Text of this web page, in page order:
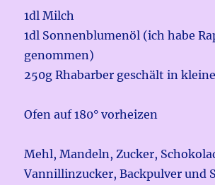
1dl Milch
1dl Sonnenblumenöl (ich habe
genommen)
250g Rhabarber geschält in
Ofen auf 180° vorheizen
Mehl, Mandeln, Zucker,
Vannillinzucker, Backpulver und